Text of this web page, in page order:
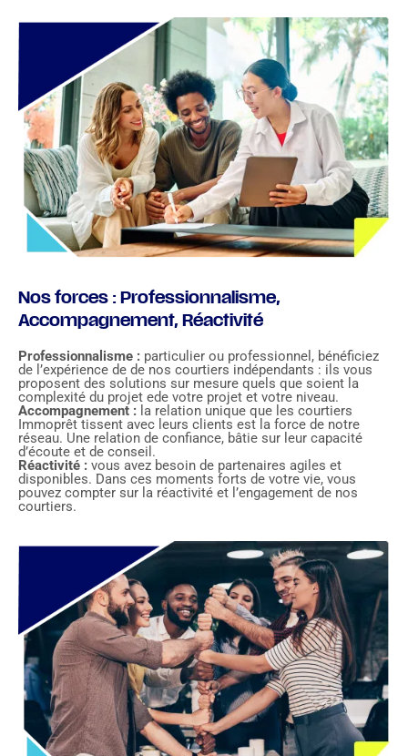
Nos forces : Professionnalisme,
Accompagnement, Réactivité
Professionnalisme : particulier ou professionnel, bénéficiez
de l’expérience de de nos courtiers indépendants : ils vous
proposent des solutions sur mesure quels que soient la
complexité du projet ede votre projet et votre niveau.
Accompagnement : la relation unique que les courtiers
Immoprêt tissent avec leurs clients est la force de notre
réseau. Une relation de confiance, bâtie sur leur capacité
d’écoute et de conseil.
Réactivité : vous avez besoin de partenaires agiles et
disponibles. Dans ces moments forts de votre vie, vous
pouvez compter sur la réactivité et l’engagement de nos
courtiers.